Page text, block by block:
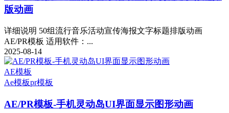
版动画
详细说明 50组流行音乐活动宣传海报文字标题排版动画
AE/PR模板 适用软件：...
2025-08-14
AE模板
Ae模板pr模板
AE/PR模板-手机灵动岛UI界面显示图形动画